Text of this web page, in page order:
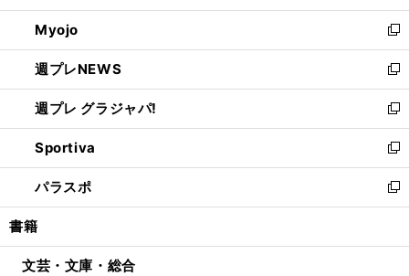
開
く
ウ
で
開
く
ン
ド
ウ
で
開
く
ウ
ィ
ン
ド
ウ
で
開
く
Myojo
新
し
い
ウ
ィ
ン
ド
ウ
で
開
週プレNEWS
新
し
い
ウ
ィ
ン
ド
ウ
開
週プレ グラジャパ!
新
し
い
ウ
ィ
ン
ウ
Sportiva
新
し
い
ウ
ン
パラスポ
新
し
ウ
書籍
文芸・文庫・総合